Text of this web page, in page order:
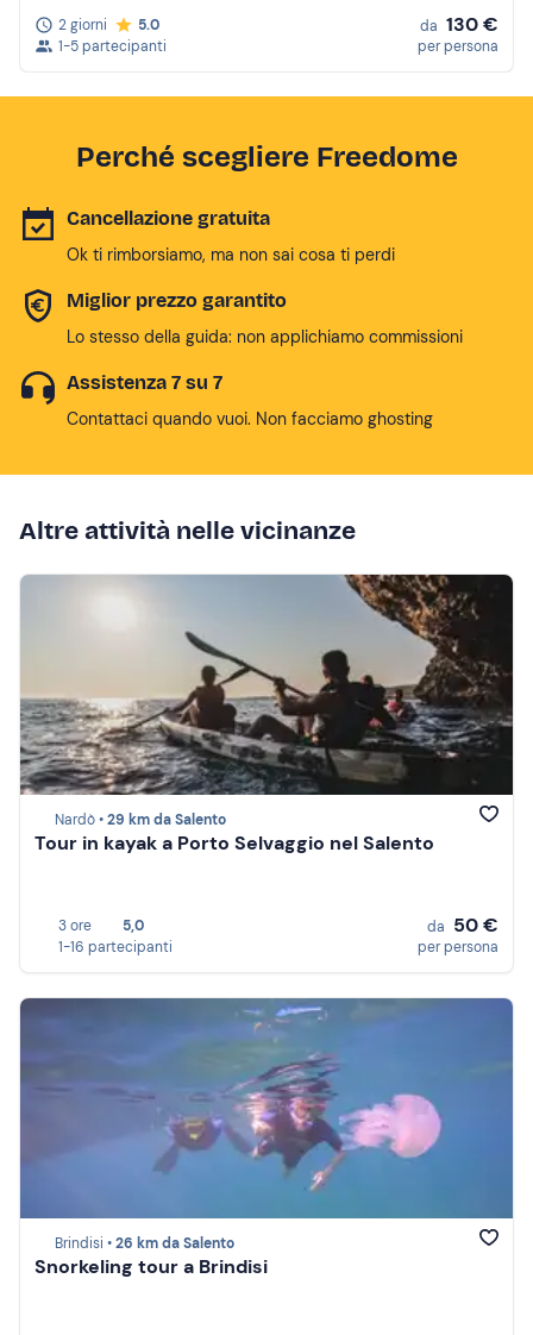
2 giorni
5.0
1-5 partecipanti
da 130 €
per persona
Perché scegliere Freedome
Cancellazione gratuita
Ok ti rimborsiamo, ma non sai cosa ti perdi
Miglior prezzo garantito
Lo stesso della guida: non applichiamo commissioni
Assistenza 7 su 7
Contattaci quando vuoi. Non facciamo ghosting
Altre attività nelle vicinanze
Nardò •29 km da Salento
Tour in kayak a Porto Selvaggio nel Salento
3 ore
5,0
1-16 partecipanti
da 50 €
per persona
Brindisi •26 km da Salento
Snorkeling tour a Brindisi